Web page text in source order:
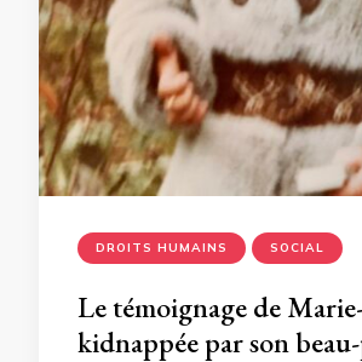
DROITS HUMAINS SOCIAL
Le témoignage de
kidnappée par son